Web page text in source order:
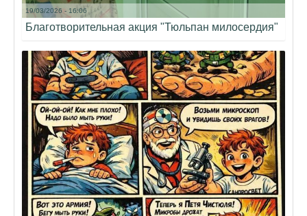
19/03/2026 - 16:06
Благотворительная акция "Тюльпан милосердия"